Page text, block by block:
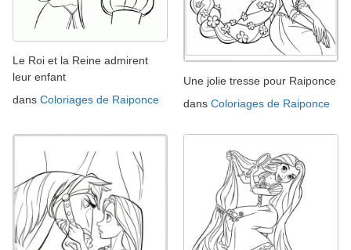
Le Roi et la Reine admirent
leur enfant
dans Coloriages de Raiponce
Une jolie tresse pour Raiponce
dans Coloriages de Raiponce